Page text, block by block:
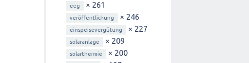
eeg × 261
veröffentlichung × 246
einspeisevergütung × 227
solaranlage × 209
solarthermie × 200